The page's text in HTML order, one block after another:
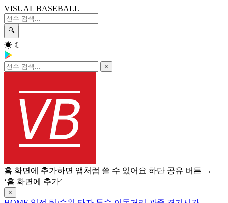
VISUAL BASEBALL
🔍
☀ ☾
×
홈 화면에 추가하면 앱처럼 쓸 수 있어요 하단 공유 버튼 →
‘홈 화면에 추가’
×